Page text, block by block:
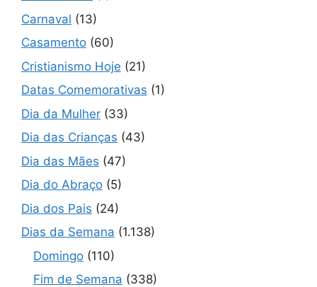
Carnaval (13)
Casamento (60)
Cristianismo Hoje (21)
Datas Comemorativas (1)
Dia da Mulher (33)
Dia das Crianças (43)
Dia das Mães (47)
Dia do Abraço (5)
Dia dos Pais (24)
Dias da Semana (1.138)
Domingo (110)
Fim de Semana (338)